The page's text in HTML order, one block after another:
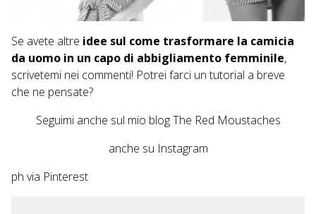
Se avete altre idee sul come trasformare la camicia
da uomo in un capo di abbigliamento femminile,
scrivetemi nei commenti! Potrei farci un tutorial a breve
che ne pensate?
Seguimi anche sul mio blog The Red Moustaches
anche su Instagram
ph via Pinterest